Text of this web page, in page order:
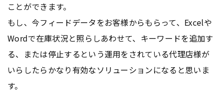
ことができます。
もし、今フィードデータをお客様からもらって、Excelや
Wordで在庫状況と照らしあわせて、キーワードを追加す
る、または停止するという運用をされている代理店様が
いらしたらかなり有効なソリューションになると思いま
す。